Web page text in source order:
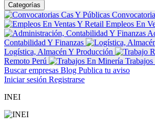
Categorías
Empleos En
Contabilidad Y Finanzas
Logística, Almacén Y Producción
Remoto Perú
Buscar empresas Blog Publica tu aviso
Iniciar sesión Registrarse
INEI